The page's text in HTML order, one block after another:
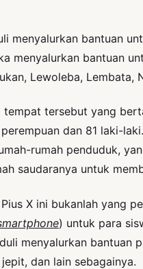
menyalurkan bantuan
menyalurkan bantuan
Lewoleba, Lembata,
tersebut yang
dan 81 laki-
rumah penduduk,
saudaranya untuk
X ini bukanlah
) untuk para
menyalurkan
dan lain sebagainya.